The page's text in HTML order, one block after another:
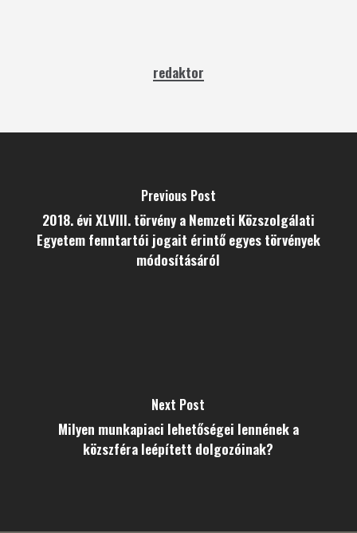
redaktor
Previous Post
2018. évi XLVIII. törvény a Nemzeti Közszolgálati
Egyetem fenntartói jogait érintő egyes törvények
módosításáról
Next Post
Milyen munkapiaci lehetőségei lennének a
közszféra leépített dolgozóinak?